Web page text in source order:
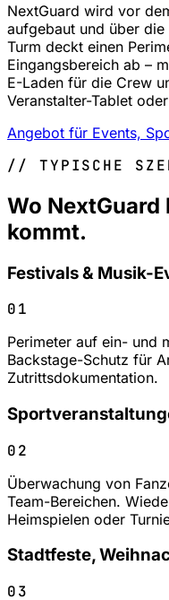
NextGuard wird vor
aufgebaut und über
Turm deckt einen
Eingangsbereich ab –
E-Laden für die Crew
Veranstalter-Tablet
Angebot für Events,
// TYPISCHE
Wo
kommt.
Festivals & Musik-
01
Perimeter auf ein- und
Backstage-Schutz für
Zutrittsdokumentation.
02
Überwachung von
Team-Bereichen.
Heimspielen oder
Stadtfeste,
03